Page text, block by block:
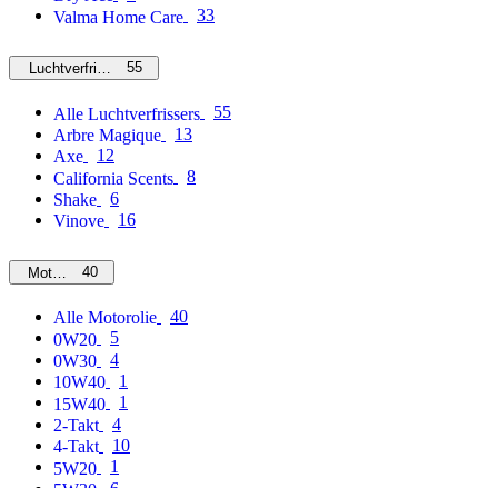
Valma Home Care
33
Luchtverfrissers55
Alle Luchtverfrissers
55
Arbre Magique
13
Axe
12
California Scents
8
Shake
6
Vinove
16
Motorolie40
Alle Motorolie
40
0W20
5
0W30
4
10W40
1
15W40
1
2-Takt
4
4-Takt
10
5W20
1